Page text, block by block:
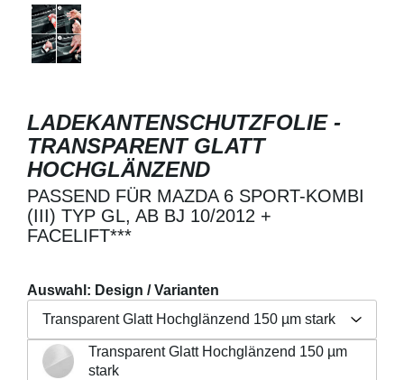
LADEKANTENSCHUTZFOLIE -
TRANSPARENT GLATT
HOCHGLÄNZEND
PASSEND FÜR MAZDA 6 SPORT-KOMBI
(III) TYP GL, AB BJ 10/2012 +
FACELIFT***
Auswahl: Design / Varianten
Transparent Glatt Hochglänzend 150 µm stark
Transparent Glatt Hochglänzend 150 µm
stark
Transparent Glatt Hochglänzend 150 µm stark
Regulärer Preis:
19,90 €